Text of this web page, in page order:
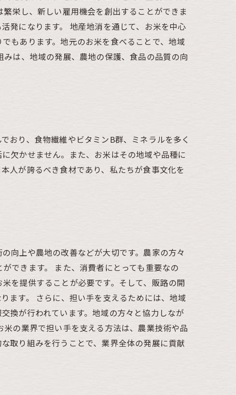
栄し、新しい雇用機会を創出することができま
発になります。 地産地消を通じて、お米を中心
もあります。地元のお米を食べることで、地域
は、地域の発展、農地の保護、食品の品質の向
おり、食物繊維やビタミンB群、ミネラルを多く
欠かせません。また、お米はその地域や品種に
人が誇るべき食材であり、私たちが食事文化を
向上や農地の改善などが大切です。農家の方々
できます。 また、消費者にとっても重要なの
を提供することが必要です。そして、販路の開
ます。 さらに、担い手を支えるためには、地域
換が行われています。地域の方々と協力しなが
の業界で担い手を支える方法は、農業技術や品
取り組みを行うことで、業界全体の発展に貢献